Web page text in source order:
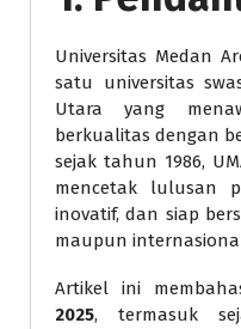
Universitas Medan
satu universitas
Utara yang
berkualitas dengan
sejak tahun 1986,
mencetak lulusan
inovatif, dan siap
maupun
Artikel ini
2025, termasuk